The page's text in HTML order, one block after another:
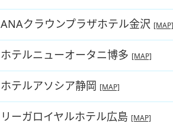
ANAクラウンプラザホテル金沢 [MAP]
ホテルニューオータニ博多 [MAP]
ホテルアソシア静岡 [MAP]
リーガロイヤルホテル広島 [MAP]